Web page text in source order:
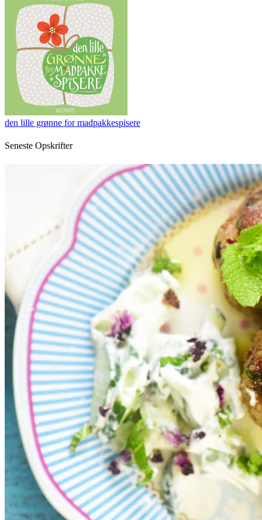
den lille grønne for madpakkespisere
Seneste Opskrifter